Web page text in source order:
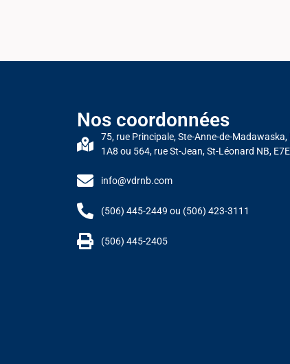
Nos coordonnées
75, rue Principale, Ste-Anne-de-Madawaska,
1A8 ou 564, rue St-Jean, St-Léonard NB,
info@vdrnb.com
(506) 445-2449 ou (506) 423-3111
(506) 445-2405